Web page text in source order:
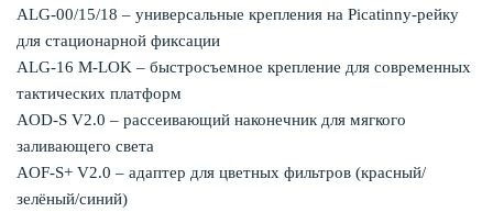
ALG-00/15/18 – универсальные крепления на Picatinny-рейку
для стационарной фиксации
ALG-16 M-LOK – быстросъемное крепление для современных
тактических платформ
AOD-S V2.0 – рассеивающий наконечник для мягкого
заливающего света
AOF-S+ V2.0 – адаптер для цветных фильтров (красный/
зелёный/синий)